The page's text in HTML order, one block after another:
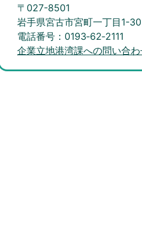
〒027-8501
岩手県宮古市宮町一丁目1-30
電話番号：0193‐62‐2111
企業立地港湾課への問い合